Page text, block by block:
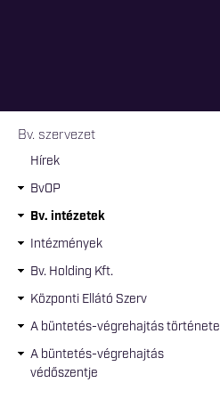
Jelenlegi hely
Bv. szervezet
Hírek
BvOP
Bv. intézetek
Intézmények
Bv. Holding Kft.
Központi Ellátó Szerv
A büntetés-végrehajtás története
A büntetés-végrehajtás
védőszentje